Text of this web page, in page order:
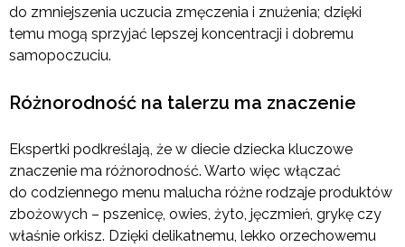
do zmniejszenia uczucia zmęczenia i znużenia; dzięki
temu mogą sprzyjać lepszej koncentracji i dobremu
samopoczuciu.
Różnorodność na talerzu ma znaczenie
Ekspertki podkreślają, że w diecie dziecka kluczowe
znaczenie ma różnorodność. Warto więc włączać
do codziennego menu malucha różne rodzaje produktów
zbożowych – pszenicę, owies, żyto, jęczmień, grykę czy
właśnie orkisz. Dzięki delikatnemu, lekko orzechowemu